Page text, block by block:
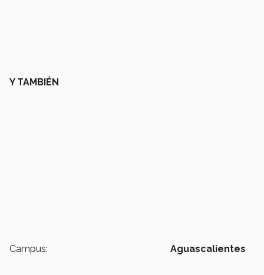
Y TAMBIÉN
Campus: Aguascalientes